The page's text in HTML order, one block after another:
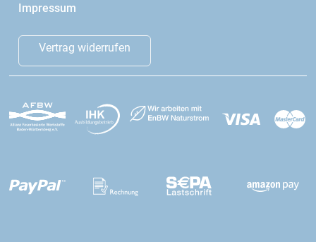
Impressum
Vertrag widerrufen